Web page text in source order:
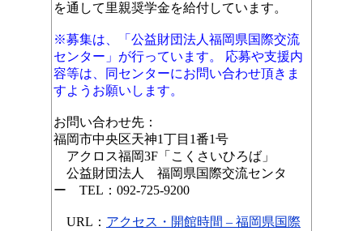
を通して里親奨学金を給付しています。
※募集は、「公益財団法人福岡県国際交流
センター」が行っています。 応募や支援内
容等は、同センターにお問い合わせ頂きま
すようお願いします。
お問い合わせ先：
福岡市中央区天神1丁目1番1号
アクロス福岡3F「こくさいひろば」
公益財団法人 福岡県国際交流センタ
ー TEL： 092-725-9200
URL： アクセス・開館時間 – 福岡県国際